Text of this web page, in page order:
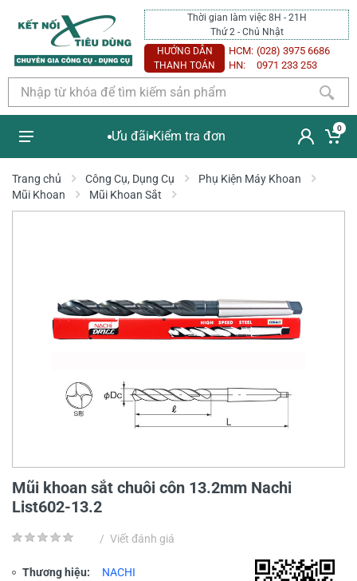
Thời gian làm việc 8H - 21H
Thứ 2 - Chủ Nhật
HƯỚNG DẪN
THANH TOÁN
HCM: (028) 3975 6686
HN:
0971 233 253
Ưu đãi Kiểm tra đơn
0
Trang chủ Công Cụ, Dụng Cụ
Phụ Kiện Máy Khoan
Mũi Khoan
Mũi Khoan Sắt
Mũi khoan sắt chuôi côn 13.2mm Nachi
List602-13.2
/ Viết đánh giá
Thương hiệu: NACHI